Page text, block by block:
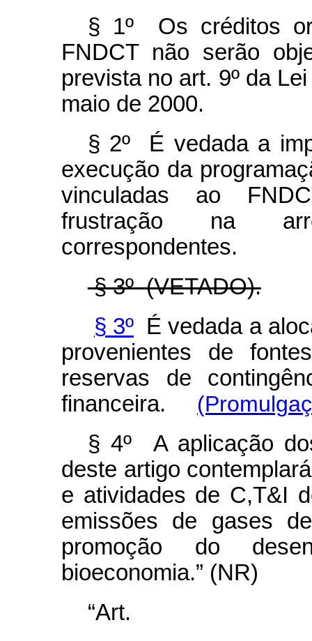
§ 1º Os créditos
FNDCT não serão
prevista no art. 9º da
maio de 2000.
§ 2º É vedada a
execução da
vinculadas ao
frustração na
correspondentes.
§ 3º (VETADO).
§ 3º É vedada a
provenientes de
reservas de
financeira.
§ 4º A aplicação
deste artigo
e atividades de C,T&I
emissões de gases
promoção do
bioeconomia.” (NR)